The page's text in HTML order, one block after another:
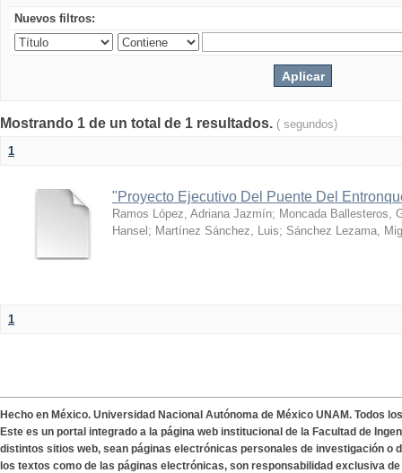
Nuevos filtros:
Mostrando 1 de un total de 1 resultados. ( segundos)
1
"Proyecto Ejecutivo Del Puente Del
Ramos López, Adriana Jazmín; Moncada Ballesteros,
Hansel ; Martínez Sánchez, Luis; Sánchez Lezama,
1
Hecho en México. Universidad Nacional Autónoma de México UNAM. Todos
Este es un portal integrado a la página web institucional de la Facultad de
distintos sitios web, sean páginas electrónicas personales de investigación o
los textos como de las páginas electrónicas, son responsabilidad exclusiva